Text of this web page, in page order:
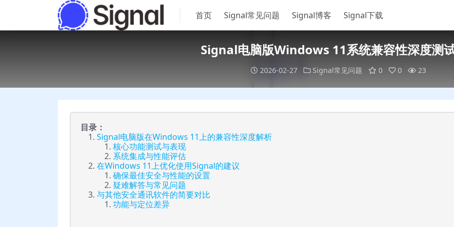
首页 Signal常见问题 Signal博客 Signal下载
Signal电脑版Windows 11系统兼容性深度测
2026-02-27 Signal常见问题 0 0 23
目录：
Signal电脑版在Windows 11上的兼容性深度解析
核心功能测试与表现
系统集成与性能评估
在Windows 11上优化使用Signal的建议
确保最佳安全与性能的设置
疑难解答与常见问题
与其他安全通讯软件的简要对比
功能与定位差异